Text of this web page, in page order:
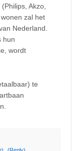
Akzo,
zal het
Nederland.
hun
wordt
te